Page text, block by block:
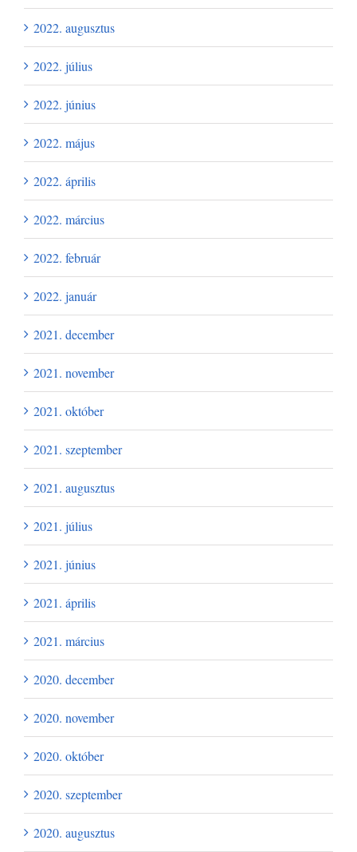
2022. augusztus
2022. július
2022. június
2022. május
2022. április
2022. március
2022. február
2022. január
2021. december
2021. november
2021. október
2021. szeptember
2021. augusztus
2021. július
2021. június
2021. április
2021. március
2020. december
2020. november
2020. október
2020. szeptember
2020. augusztus